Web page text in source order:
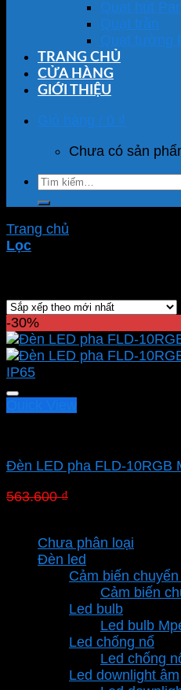
Quạt hút
Quạt trần
Quạt tường
TRANG CHỦ
CỬA HÀNG
GIỚI THIỆU
Giỏ hàng / 0 ₫
Chưa có sản
Tìm
kiếm:
Trang chủ
Lọc
-30%
Đèn LED pha FLD-10RGB
563.600₫
563.600 ₫.là:
Chưa phân loại
Đèn led
Cảm biến
Cảm biến
Led bulb
Led bulb
Led chống nổ
Led chống
Led downlight âm